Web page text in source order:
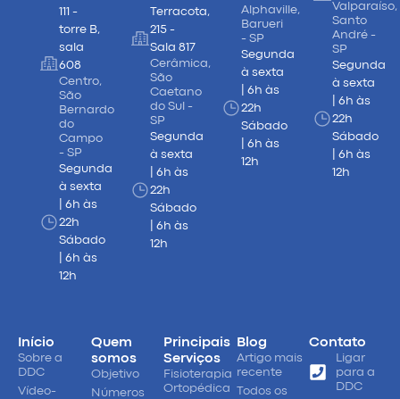
111 -
torre B,
sala
608
Centro,
São
Bernardo
do
Campo
- SP
Segunda
à sexta
| 6h às
22h
Sábado
| 6h às
12h
Terracota,
215 -
Sala 817
Cerâmica,
São
Caetano
do Sul -
SP
Segunda
à sexta
| 6h às
22h
Sábado
| 6h às
12h
Alphaville,
Barueri
- SP
Segunda
à sexta
| 6h às
22h
Sábado
| 6h às
12h
Valparaíso,
Santo
André -
SP
Segunda
à sexta
| 6h às
22h
Sábado
| 6h às
12h
Início
Sobre a
DDC
Vídeo-
Quem
somos
Objetivo
Números
Principais
Serviços
Fisioterapia
Ortopédica
Blog
Artigo mais
recente
Todos os
Contato
Ligar
para a
DDC